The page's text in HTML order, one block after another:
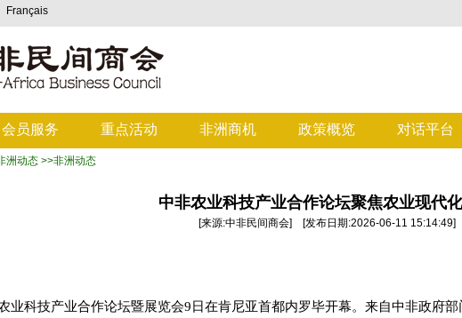
Français
会员服务 重点活动 非洲商机 政策概览 对话平台
洲动态 >>非洲动态
中非农业科技产业合作论坛聚焦农业现代
[来源:中非民间商会] [发布日期:2026-06-11 15:14:49]
业科技产业合作论坛暨展览会9日在肯尼亚首都内罗毕开幕。来自中非政府